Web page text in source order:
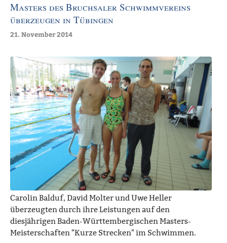
Masters des Bruchsaler Schwimmvereins
überzeugen in Tübingen
21. November 2014
Carolin Balduf, David Molter und Uwe Heller
überzeugten durch ihre Leistungen auf den
diesjährigen Baden-Württembergischen Masters-
Meisterschaften "Kurze Strecken" im Schwimmen.